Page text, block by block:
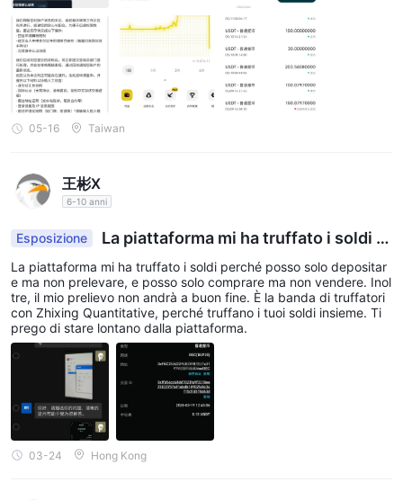
X, i tuoi soldi non sono i tuoi soldi, il tuo account non è il tuo acco
unt e le tue parole non sono le tue parole. In conclusione, se hai
ancora fondi su WEEX, suggerisco di prelevare il più presto possi
bile, in piccole tranche, non lasciare troppo. Se non hai ancora u
sato questa piattaforma, vai da un'altra parte. Una piattaforma c
he può dedurre fondi arbitrariamente, bloccare account arbitrari
amente e usare i prelievi per ricattare gli utenti a cancellare i pos
t non vale un singolo centesimo di investimento.
05-16 Taiwan
王彬X
6-10 anni
Esposizione
La piattaforma mi ha truffato i soldi p
erché posso solo depositare ma non prelevare, e
posso solo comprare ma non vendere. Inoltre, il
mio prelievo non andrà a buon fine. È la banda di t
ruffatori con Zhixing Quantitative. Truffano i tuoi
soldi insieme.
La piattaforma mi ha truffato i soldi perché posso solo depositar
e ma non prelevare, e posso solo comprare ma non vendere. Inol
tre, il mio prelievo non andrà a buon fine. È la banda di truffatori
con Zhixing Quantitative, perché truffano i tuoi soldi insieme. Ti
prego di stare lontano dalla piattaforma.
03-24 Hong Kong